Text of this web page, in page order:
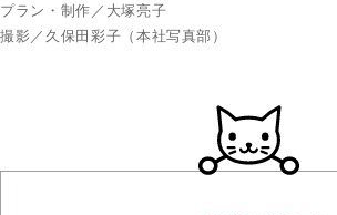
プラン・制作／大塚亮子
撮影／久保田彩子（本社写真部）